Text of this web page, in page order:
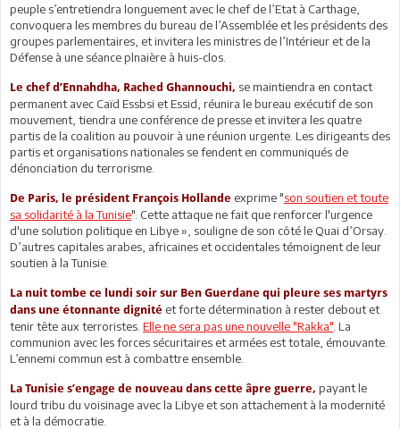
peuple s’entretiendra longuement avec le chef de l’Etat à Carthage,
convoquera les membres du bureau de l’Assemblée et les présidents des
groupes parlementaires, et invitera les ministres de l’Intérieur et de la
Défense à une séance plnaière à huis-clos.
Le chef d’Ennahdha, Rached Ghannouchi, se maintiendra en contact
permanent avec Caïd Essbsi et Essid, réunira le bureau exécutif de son
mouvement, tiendra une conférence de presse et invitera les quatre
partis de la coalition au pouvoir à une réunion urgente. Les dirigeants des
partis et organisations nationales se fendent en communiqués de
dénonciation du terrorisme.
De Paris, le président François Hollande exprime "son soutien et toute
sa solidarité à la Tunisie". Cette attaque ne fait que renforcer l'urgence
d'une solution politique en Libye », souligne de son côté le Quai d’Orsay.
D’autres capitales arabes, africaines et occidentales témoignent de leur
soutien à la Tunisie.
La nuit tombe ce lundi soir sur Ben Guerdane qui pleure ses martyrs
dans une étonnante dignité et forte détermination à rester debout et
tenir tête aux terroristes. Elle ne sera pas une nouvelle "Rakka" . La
communion avec les forces sécuritaires et armées est totale, émouvante.
L’ennemi commun est à combattre ensemble.
La Tunisie s’engage de nouveau dans cette âpre guerre, payant le
lourd tribu du voisinage avec la Libye et son attachement à la modernité
et à la démocratie.